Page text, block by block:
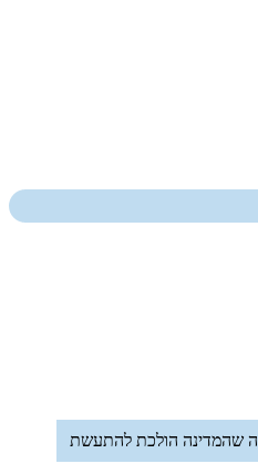
שהמדינה הולכת להתעשת